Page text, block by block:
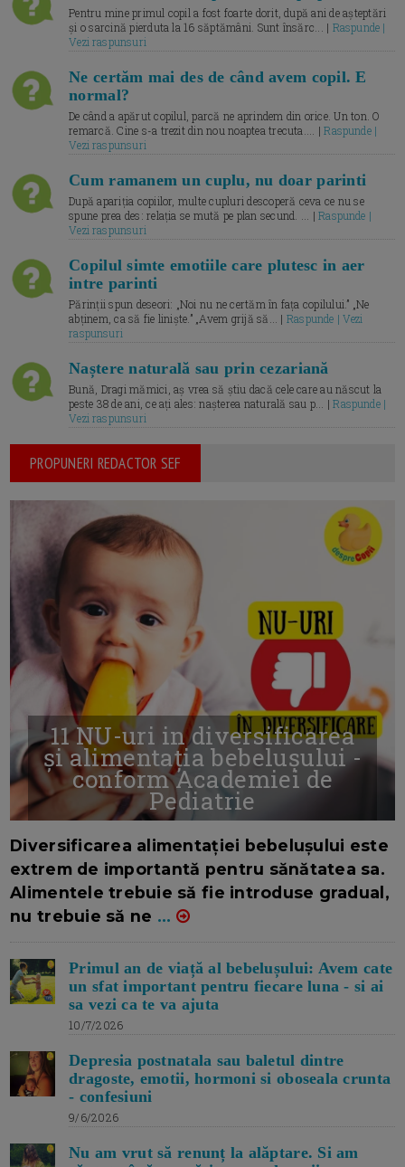
Pentru mine primul copil a fost foarte dorit, după ani de așteptări
și o sarcină pierduta la 16 săptămâni. Sunt însărc... | Raspunde |
Vezi raspunsuri
Ne certăm mai des de când avem copil. E
normal?
De când a apărut copilul, parcă ne aprindem din orice. Un ton. O
remarcă. Cine s-a trezit din nou noaptea trecuta.... |Raspunde |
Vezi raspunsuri
Cum ramanem un cuplu, nu doar parinti
După apariția copiilor, multe cupluri descoperă ceva ce nu se
spune prea des: relația se mută pe plan secund. ... |Raspunde |
Vezi raspunsuri
Copilul simte emotiile care plutesc in aer
intre parinti
Părinții spun deseori: „Noi nu ne certăm în fața copilului.” „Ne
abținem, ca să fie liniște.” „Avem grijă să... | Raspunde | Vezi
raspunsuri
Naștere naturală sau prin cezariană
Bună, Dragi mămici, aș vrea să știu dacă cele care au născut la
peste 38 de ani, ce ați ales: nașterea naturală sau p... |Raspunde |
Vezi raspunsuri
PROPUNERI REDACTOR SEF
11 NU-uri in diversificarea
și alimentația bebelușului -
conform Academiei de
Pediatrie
Diversificarea alimentației bebelușului este
extrem de importantă pentru sănătatea sa.
Alimentele trebuie să fie introduse gradual,
nu trebuie să ne ...
Primul an de viață al bebelușului: Avem cate
un sfat important pentru fiecare luna - si ai
sa vezi ca te va ajuta
10/7/2026
Depresia postnatala sau baletul dintre
dragoste, emotii, hormoni si oboseala crunta
- confesiuni
9/6/2026
Nu am vrut să renunț la alăptare. Si am